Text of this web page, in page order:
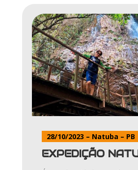
28/10/2023 – Natuba – PB
EXPEDIÇÃO